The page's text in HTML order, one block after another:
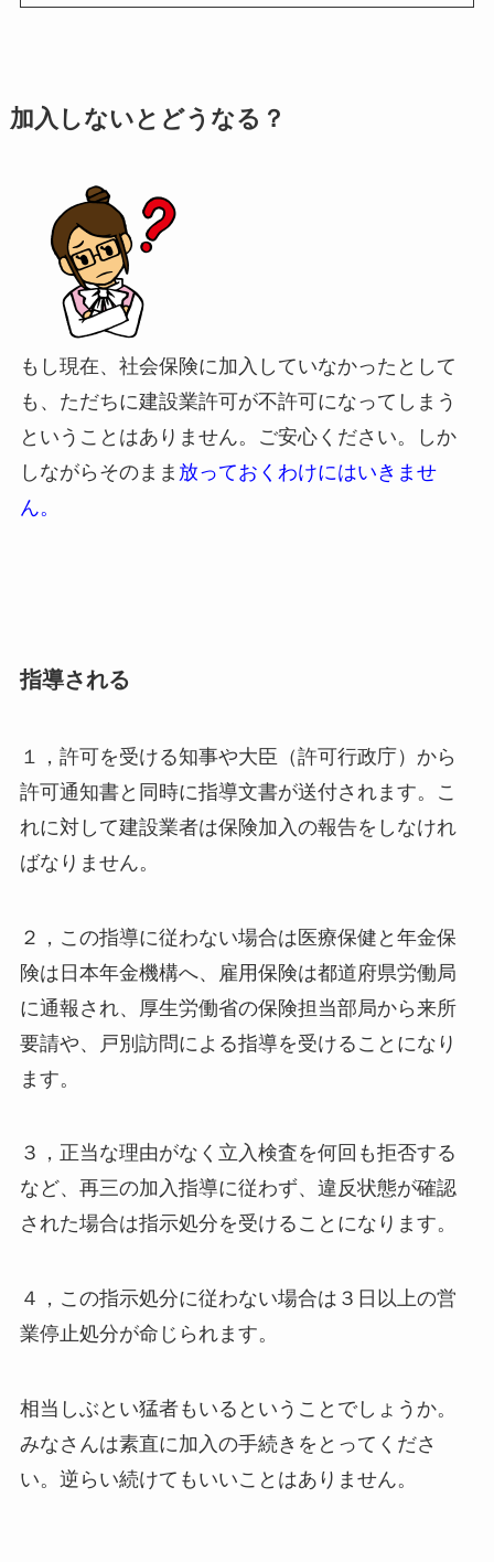
加入しないとどうなる？
もし現在、社会保険に加入していなかったとして
も、ただちに建設業許可が不許可になってしまう
ということはありません。ご安心ください。しか
しながらそのまま 放っておくわけにはいきませ
ん。
指導される
１，許可を受ける知事や大臣（許可行政庁）から
許可通知書と同時に指導文書が送付されます。こ
れに対して建設業者は保険加入の報告をしなけれ
ばなりません。
２，この指導に従わない場合は医療保健と年金保
険は日本年金機構へ、雇用保険は都道府県労働局
に通報され、厚生労働省の保険担当部局から来所
要請や、戸別訪問による指導を受けることになり
ます。
３，正当な理由がなく立入検査を何回も拒否する
など、再三の加入指導に従わず、違反状態が確認
された場合は指示処分を受けることになります。
４，この指示処分に従わない場合は３日以上の営
業停止処分が命じられます。
相当しぶとい猛者もいるということでしょうか。
みなさんは素直に加入の手続きをとってくださ
い。逆らい続けてもいいことはありません。